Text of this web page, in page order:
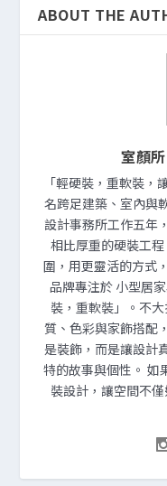
ABOUT THE
室顏
「輕硬裝，重軟裝
名跨足建築、室內與
設計事務所工作五年
相比厚重的硬裝工
圍，用更靈活的方式
品牌專注於 小型居
裝，重軟裝」。不
質、色彩與家飾搭配
是裝飾，而是讓設計
特的故事與個性。 如
裝設計，讓空間不